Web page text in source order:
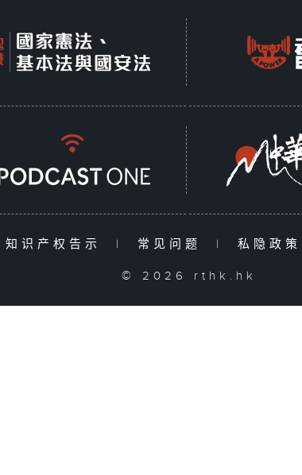
知识产权告示 | 常见问题 | 私隐政策
© 2026 rthk.hk